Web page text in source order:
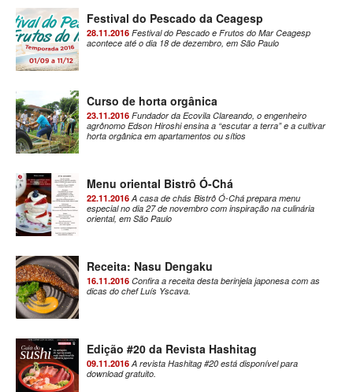
Festival do Pescado da Ceagesp
28.11.2016 Festival do Pescado e Frutos do Mar Ceagesp
acontece até o dia 18 de dezembro, em São Paulo
Curso de horta orgânica
23.11.2016 Fundador da Ecovila Clareando, o engenheiro
agrônomo Edson Hiroshi ensina a “escutar a terra” e a cultivar
horta orgânica em apartamentos ou sítios
Menu oriental Bistrô Ó-Chá
22.11.2016A casa de chás Bistrô Ó-Chá prepara menu
especial no dia 27 de novembro com inspiração na culinária
oriental, em São Paulo
Receita: Nasu Dengaku
16.11.2016 Confira a receita desta berinjela japonesa com as
dicas do chef Luís Yscava.
Edição #20 da Revista Hashitag
09.11.2016A revista Hashitag #20 está disponível para
download gratuito.